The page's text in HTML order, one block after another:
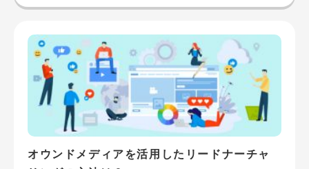
オウンドメディアを活用したリードナーチャ